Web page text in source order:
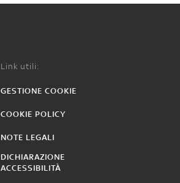
Link utili:
GESTIONE COOKIE
COOKIE POLICY
NOTE LEGALI
DICHIARAZIONE
ACCESSIBILITÀ